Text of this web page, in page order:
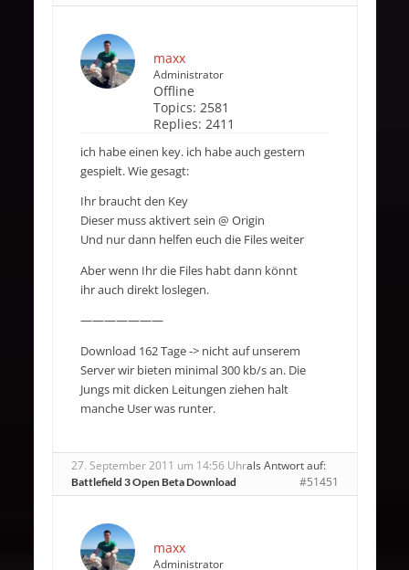
maxx
Administrator
Offline
Topics: 2581
Replies: 2411
ich habe einen key. ich habe auch gestern
gespielt. Wie gesagt:
Ihr braucht den Key
Dieser muss aktivert sein @ Origin
Und nur dann helfen euch die Files weiter
Aber wenn Ihr die Files habt dann könnt
ihr auch direkt loslegen.
———————
Download 162 Tage -> nicht auf unserem
Server wir bieten minimal 300 kb/s an. Die
Jungs mit dicken Leitungen ziehen halt
manche User was runter.
27. September 2011 um 14:56 Uhrals Antwort auf:
Battlefield 3 Open Beta Download #51451
maxx
Administrator